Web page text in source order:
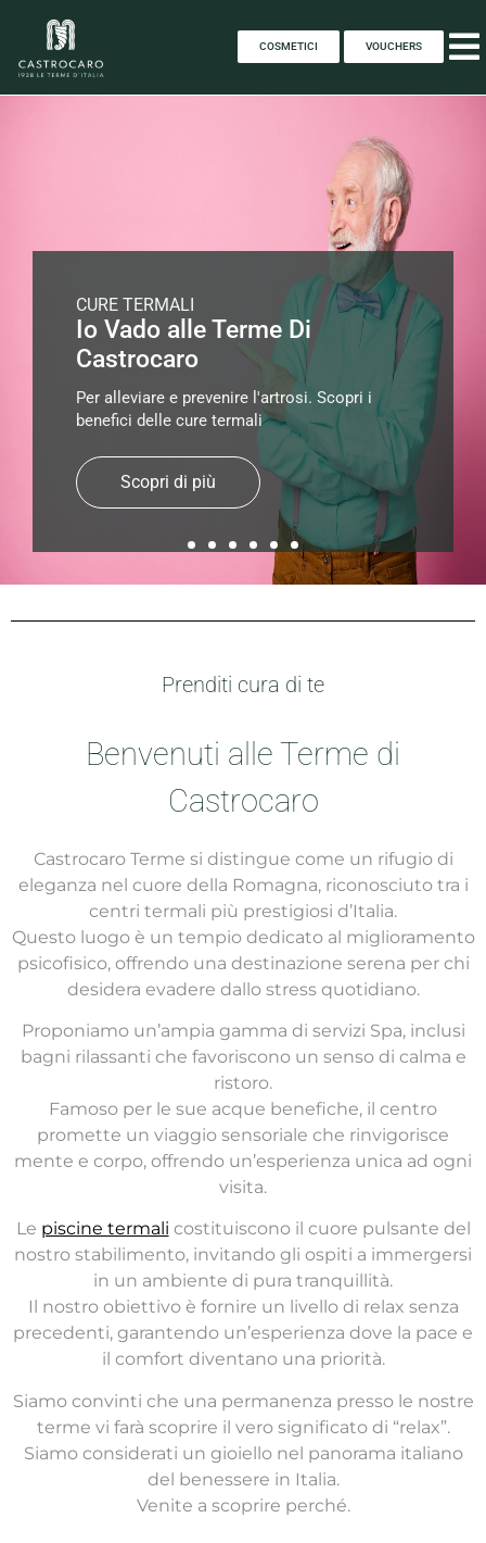
COSMETICI VOUCHERS
CURE TERMALI
Io Vado alle Terme Di
Castrocaro
Per alleviare e prevenire l'artrosi. Scopri i
benefici delle cure termali
Scopri di più
Prenditi cura di te
Benvenuti alle Terme di
Castrocaro
Castrocaro Terme si distingue come un rifugio di
eleganza nel cuore della Romagna, riconosciuto tra i
centri termali più prestigiosi d’Italia.
Questo luogo è un tempio dedicato al miglioramento
psicofisico, offrendo una destinazione serena per chi
desidera evadere dallo stress quotidiano.
Proponiamo un’ampia gamma di servizi Spa, inclusi
bagni rilassanti che favoriscono un senso di calma e
ristoro.
Famoso per le sue acque benefiche, il centro
promette un viaggio sensoriale che rinvigorisce
mente e corpo, offrendo un’esperienza unica ad ogni
visita.
Le piscine termali costituiscono il cuore pulsante del
nostro stabilimento, invitando gli ospiti a immergersi
in un ambiente di pura tranquillità.
Il nostro obiettivo è fornire un livello di relax senza
precedenti, garantendo un’esperienza dove la pace e
il comfort diventano una priorità.
Siamo convinti che una permanenza presso le nostre
terme vi farà scoprire il vero significato di “relax”.
Siamo considerati un gioiello nel panorama italiano
del benessere in Italia.
Venite a scoprire perché.